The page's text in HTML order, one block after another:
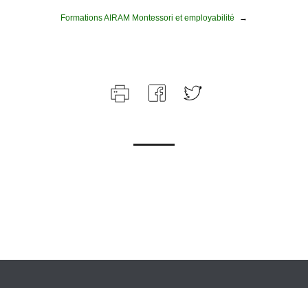
Formations AIRAM Montessori et employabilité →